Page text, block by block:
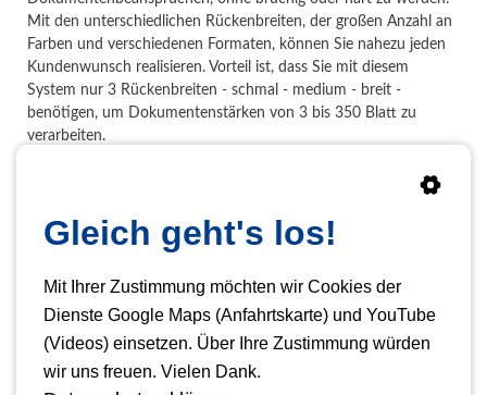
Mit den unterschiedlichen Rückenbreiten, der großen Anzahl an
Farben und verschiedenen Formaten, können Sie nahezu jeden
Kundenwunsch realisieren. Vorteil ist, dass Sie mit diesem
System nur 3 Rückenbreiten - schmal - medium - breit -
benötigen, um Dokumentenstärken von 3 bis 350 Blatt zu
verarbeiten.
Thermo Bindestrips für Fastback Bindegeräte
Breiten
schmal, medium und breit
Format
DIN A4 und A5
Farben
schwarz, weiß, dunkelblau, royalblau, dunkelgrün, dunkelgrau,
Gleich geht's los!
Mit Ihrer Zustimmung möchten wir Cookies der
Dienste Google Maps (Anfahrtskarte) und YouTube
(Videos) einsetzen. Über Ihre Zustimmung würden
wir uns freuen. Vielen Dank.